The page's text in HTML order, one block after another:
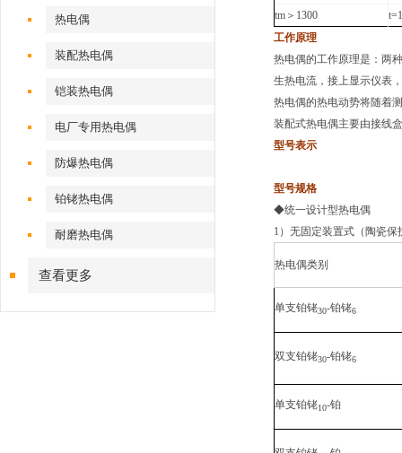
热电偶
装配热电偶
铠装热电偶
电厂专用热电偶
防爆热电偶
铂铑热电偶
耐磨热电偶
查看更多
tm＞1300
工作原理
热电偶的工作原理是：两
生热电流，接上显示仪表
热电偶的热电动势将随着
装配式热电偶主要由接线
型号表示
型号规格
◆统一设计型热电偶
1）无固定装置式（陶瓷保
热电偶类别
单支铂铑30-铂铑6
双支铂铑30-铂铑6
单支铂铑10-铂